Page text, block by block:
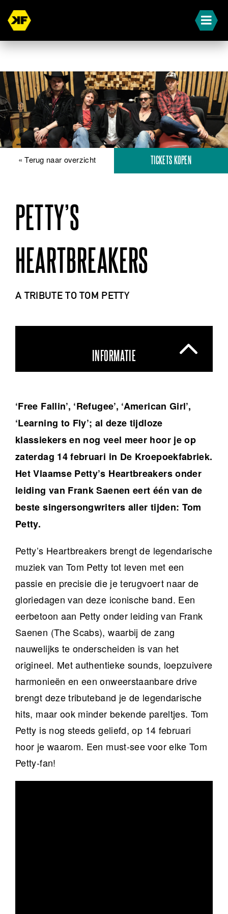
« Terug naar overzicht TICKETS KOPEN
PETTY’S
HEARTBREAKERS
A TRIBUTE TO TOM PETTY
INFORMATIE
‘Free Fallin’, ‘Refugee’, ‘American Girl’,
‘Learning to Fly’; al deze tijdloze
klassiekers en nog veel meer hoor je op
zaterdag 14 februari in De Kroepoekfabriek.
Het Vlaamse Petty’s Heartbreakers onder
leiding van Frank Saenen eert één van de
beste singersongwriters aller tijden: Tom
Petty.
Petty’s Heartbreakers brengt de legendarische
muziek van Tom Petty tot leven met een
passie en precisie die je terugvoert naar de
gloriedagen van deze iconische band. Een
eerbetoon aan Petty onder leiding van Frank
Saenen (The Scabs), waarbij de zang
nauwelijks te onderscheiden is van het
origineel. Met authentieke sounds, loepzuivere
harmonieën en een onweerstaanbare drive
brengt deze tribute­band je de legendarische
hits, maar ook minder bekende pareltjes. Tom
Petty is nog steeds geliefd, op 14 februari
hoor je waarom. Een must-see voor elke Tom
Petty-fan!